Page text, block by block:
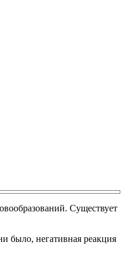
Существует
было, негативная реакция